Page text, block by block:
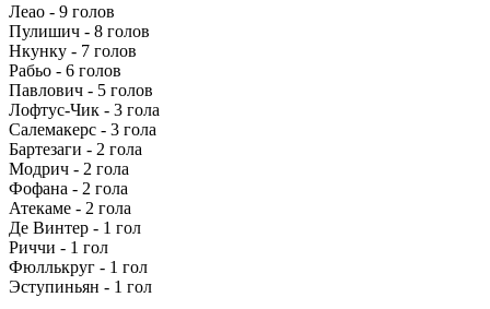
Леао - 9 голов
Пулишич - 8 голов
Нкунку - 7 голов
Рабьо - 6 голов
Павлович - 5 голов
Лофтус-Чик - 3 гола
Салемакерс - 3 гола
Бартезаги - 2 гола
Модрич - 2 гола
Фофана - 2 гола
Атекаме - 2 гола
Де Винтер - 1 гол
Риччи - 1 гол
Фюллькруг - 1 гол
Эступиньян - 1 гол